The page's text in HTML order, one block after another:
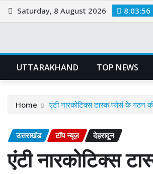
Skip
to
Saturday, 8 August 2026 8:03:56
UTTARAKHAND TOP NEWS
Home एंटी नारकोटिक्स टास्क फोर्स के गठन
उत्तराखंड टॉप न्यूज़ देहरादून
एंटी नारकोटिक्स